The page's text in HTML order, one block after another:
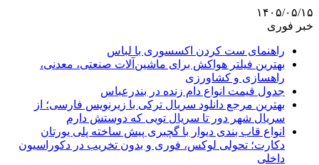
۱۴۰۵/۰۵/۱۵
خبر فوری
راهنمای ست کردن اکسسوری با لباس
بهترین فیلتر هواکش برای ماشین‌آلات صنعتی، معدنی،
راهسازی و کشاورزی
جدول قیمت انواع دام زنده در بندرعباس
بهترین مرجع دانلود سریال ترکی با زیرنویس فارسی؛ از
سریال شهر دور تا سریال تویی که دوستش دارم
انواع قاب بندی دیوار با گچبری پیش ساخته پلی یورتان
دکارت؛ تحولی لوکس، فوری و بدون تخریب در دکوراسیون
داخلی